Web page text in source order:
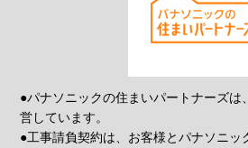
●パナソニックの住まいパートナーズは
営しています。
●工事請負契約は、お客様とパナソニッ